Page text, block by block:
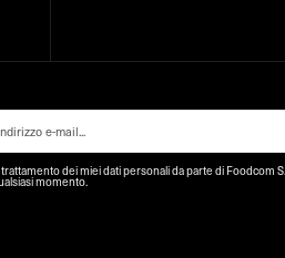
dei miei dati personali da parte di Foodcom
momento.